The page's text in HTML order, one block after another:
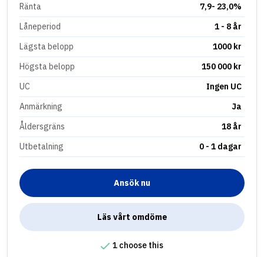
Ränta
7,9- 23,0%
Låneperiod
1 - 8 år
Lägsta belopp
1000 kr
Högsta belopp
150 000 kr
UC
Ingen UC
Anmärkning
Ja
Åldersgräns
18 år
Utbetalning
0 - 1 dagar
Ansök nu
Läs vårt omdöme
1 choose this